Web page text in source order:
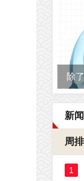
除
新
周